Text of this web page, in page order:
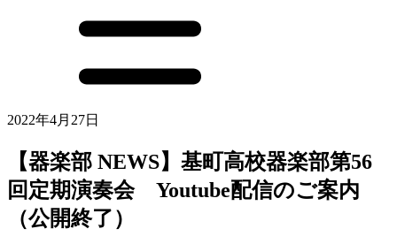
2022年4月27日
【器楽部 NEWS】基町高校器楽部第56
回定期演奏会 Youtube配信のご案内
（公開終了）